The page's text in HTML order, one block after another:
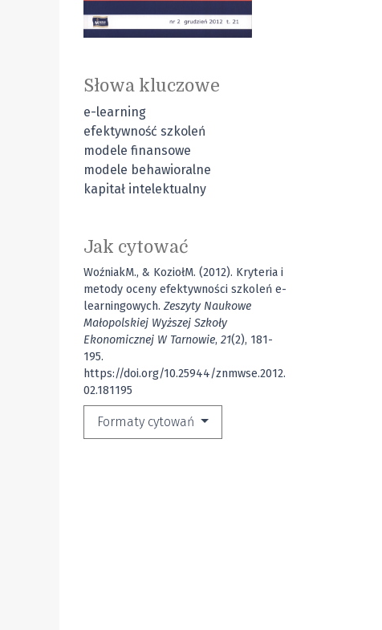
Słowa kluczowe
e-learning
efektywność szkoleń
modele finansowe
modele behawioralne
kapitał intelektualny
Jak cytować
WoźniakM., & KoziołM. (2012). Kryteria i
metody oceny efektywności szkoleń e-
learningowych. Zeszyty Naukowe
Małopolskiej Wyższej Szkoły
Ekonomicznej W Tarnowie, 21(2), 181-
195.
https://doi.org/10.25944/znmwse.2012.
02.181195
Formaty cytowań